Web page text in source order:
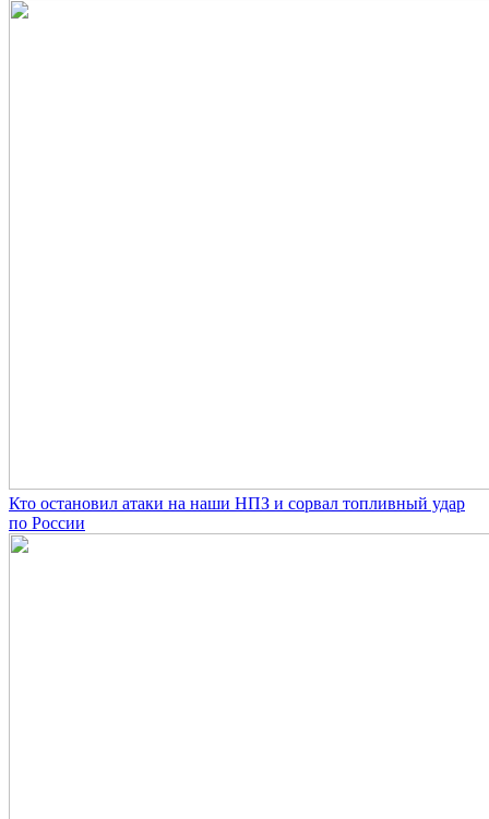
Кто остановил атаки на наши НПЗ и сорвал топливный удар
по России